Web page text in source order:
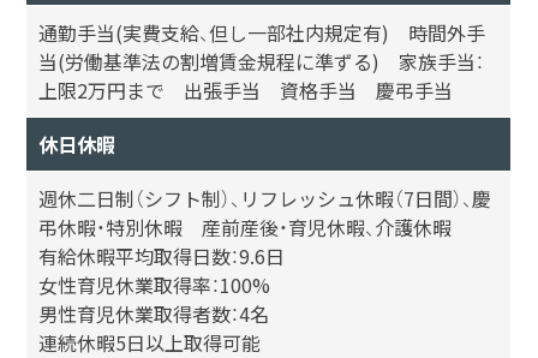
通勤手当(実費支給、但し一部社内規定有) 時間外手
当(労働基準法の割増賃金規程に準ずる) 家族手当：
上限2万円まで 出張手当 資格手当 慶弔手当
休日休暇
週休二日制（シフト制）、リフレッシュ休暇（7日間）、慶
弔休暇・特別休暇 産前産後・育児休暇、介護休暇
有給休暇平均取得日数：9.6日
女性育児休業取得率：100%
男性育児休業取得者数：4名
連続休暇5日以上取得可能